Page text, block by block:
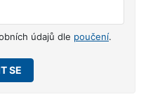
údajů dle poučení.
SE